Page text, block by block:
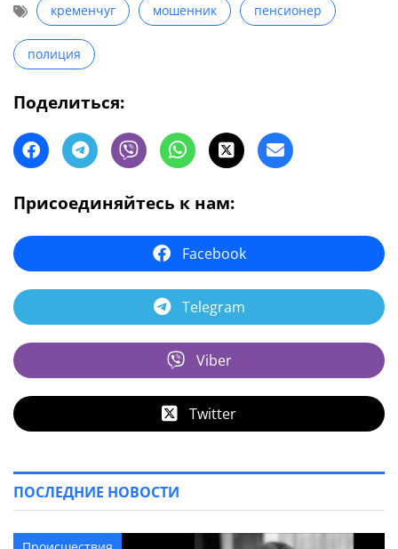
кременчуг мошенник пенсионер
полиция
Поделиться:
Присоединяйтесь к нам:
Facebook
Telegram
Viber
Twitter
ПОСЛЕДНИЕ НОВОСТИ